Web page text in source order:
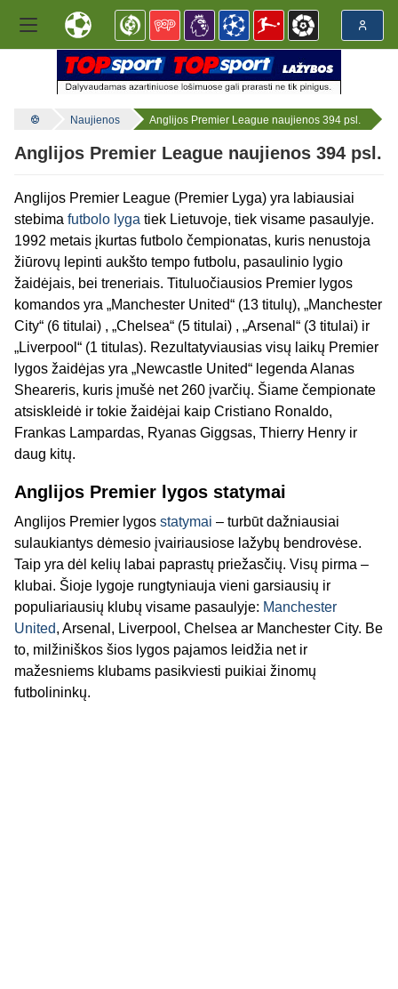
Naujienos Anglijos Premier League naujienos 394 psl.
Anglijos Premier League naujienos 394 psl.
Anglijos Premier League (Premier Lyga) yra labiausiai
stebima futbolo lyga tiek Lietuvoje, tiek visame pasaulyje.
1992 metais įkurtas futbolo čempionatas, kuris nenustoja
žiūrovų lepinti aukšto tempo futbolu, pasaulinio lygio
žaidėjais, bei treneriais. Tituluočiausios Premier lygos
komandos yra „Manchester United“ (13 titulų), „Manchester
City“ (6 titulai) , „Chelsea“ (5 titulai) , „Arsenal“ (3 titulai) ir
„Liverpool“ (1 titulas). Rezultatyviausias visų laikų Premier
lygos žaidėjas yra „Newcastle United“ legenda Alanas
Sheareris, kuris įmušė net 260 įvarčių. Šiame čempionate
atsiskleidė ir tokie žaidėjai kaip Cristiano Ronaldo,
Frankas Lampardas, Ryanas Giggsas, Thierry Henry ir
daug kitų.
Anglijos Premier lygos statymai
Anglijos Premier lygos statymai – turbūt dažniausiai
sulaukiantys dėmesio įvairiausiose lažybų bendrovėse.
Taip yra dėl kelių labai paprastų priežasčių. Visų pirma –
klubai. Šioje lygoje rungtyniauja vieni garsiausių ir
populiariausių klubų visame pasaulyje: Manchester
United, Arsenal, Liverpool, Chelsea ar Manchester City. Be
to, milžiniškos šios lygos pajamos leidžia net ir
mažesniems klubams pasikviesti puikiai žinomų
futbolininkų.